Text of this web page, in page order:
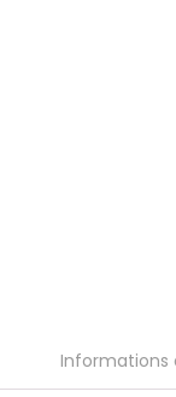
Informations